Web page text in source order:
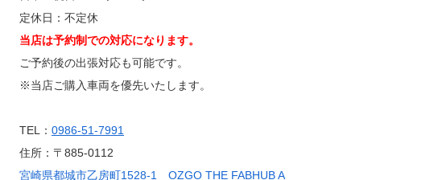
定休日：不定休
当店は予約制での対応になります。
ご予約後の出張対応も可能です。
※当店ご購入車両を優先いたします。
TEL： 0986-51-7991
住所：〒885-0112
宮崎県都城市乙房町1528-1 OZGO THE FABHUB A